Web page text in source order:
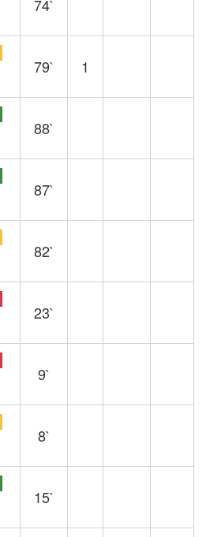
74`
79` 1
88`
87`
82`
23`
9`
8`
15`